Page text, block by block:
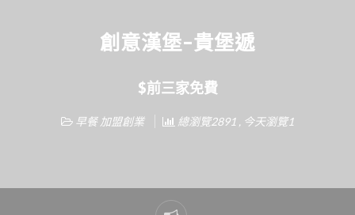
創意漢堡–貴堡遞
$前三家免費
早餐 加盟創業 總瀏覽2891 , 今天瀏覽1